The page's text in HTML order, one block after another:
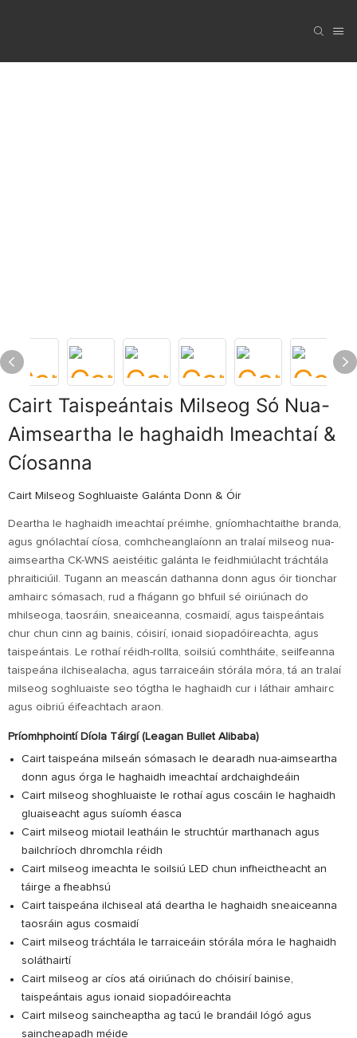
Cairt Taispeántais Milseog Só Nua-
Aimseartha le haghaidh Imeachtaí &
Cíosanna
Cairt Milseog Soghluaiste Galánta Donn & Óir
Deartha le haghaidh imeachtaí préimhe, gníomhachtaithe branda,
agus gnólachtaí cíosa, comhcheanglaíonn an tralaí milseog nua-
aimseartha CK-WNS aeistéitic galánta le feidhmiúlacht tráchtála
phraiticiúil. Tugann an meascán dathanna donn agus óir tionchar
amhairc sómasach, rud a fhágann go bhfuil sé oiriúnach do
mhilseoga, taosráin, sneaiceanna, cosmaidí, agus taispeántais
chur chun cinn ag bainis, cóisirí, ionaid siopadóireachta, agus
taispeántais. Le rothaí réidh-rollta, soilsiú comhtháite, seilfeanna
taispeána ilchisealacha, agus tarraiceáin stórála móra, tá an tralaí
milseog soghluaiste seo tógtha le haghaidh cur i láthair amhairc
agus oibriú éifeachtach araon.
Príomhphointí Díola Táirgí (Leagan Bullet Alibaba)
Cairt taispeána milseán sómasach le dearadh nua-aimseartha
donn agus órga le haghaidh imeachtaí ardchaighdeáin
Cairt milseog shoghluaiste le rothaí agus coscáin le haghaidh
gluaiseacht agus suíomh éasca
Cairt milseog miotail leatháin le struchtúr marthanach agus
bailchríoch dhromchla réidh
Cairt milseog imeachta le soilsiú LED chun infheictheacht an
táirge a fheabhsú
Cairt taispeána ilchiseal atá deartha le haghaidh sneaiceanna
taosráin agus cosmaidí
Cairt milseog tráchtála le tarraiceáin stórála móra le haghaidh
soláthairtí
Cairt milseog ar cíos atá oiriúnach do chóisirí bainise,
taispeántais agus ionaid siopadóireachta
Cairt milseog saincheaptha ag tacú le brandáil lógó agus
saincheapadh méide